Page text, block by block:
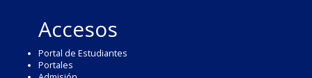
Accesos
Portal de Estudiantes
Portales